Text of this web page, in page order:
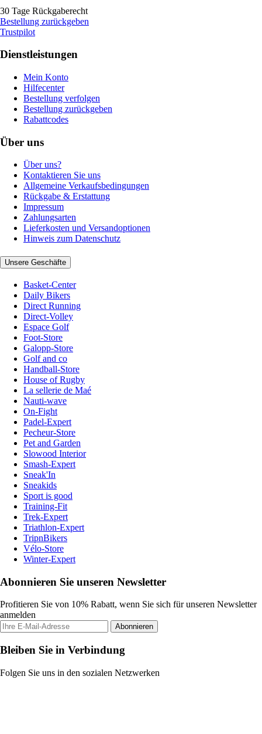
30 Tage Rückgaberecht
Bestellung zurückgeben
Trustpilot
Dienstleistungen
Mein Konto
Hilfecenter
Bestellung verfolgen
Bestellung zurückgeben
Rabattcodes
Über uns
Über uns?
Kontaktieren Sie uns
Allgemeine Verkaufsbedingungen
Rückgabe & Erstattung
Impressum
Zahlungsarten
Lieferkosten und Versandoptionen
Hinweis zum Datenschutz
Unsere Geschäfte
Basket-Center
Daily Bikers
Direct Running
Direct-Volley
Espace Golf
Foot-Store
Galopp-Store
Golf and co
Handball-Store
House of Rugby
La sellerie de Maé
Nauti-wave
On-Fight
Padel-Expert
Pecheur-Store
Pet and Garden
Slowood Interior
Smash-Expert
Sneak'In
Sneakids
Sport is good
Training-Fit
Trek-Expert
Triathlon-Expert
TripnBikers
Vélo-Store
Winter-Expert
Abonnieren Sie unseren Newsletter
Profitieren Sie von 10% Rabatt, wenn Sie sich für unseren Newsletter
anmelden
Abonnieren
Bleiben Sie in Verbindung
Folgen Sie uns in den sozialen Netzwerken